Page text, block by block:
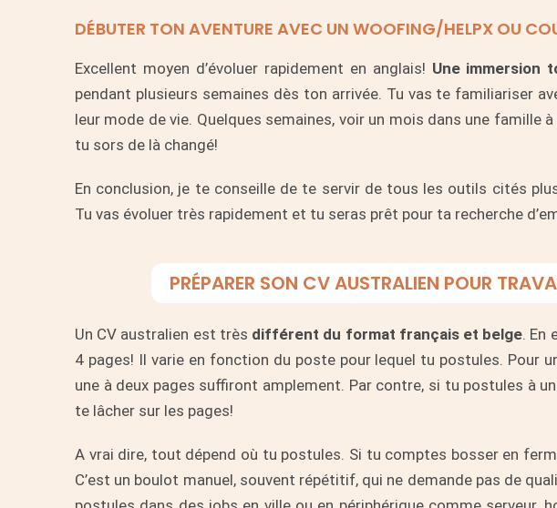
DÉBUTER TON AVENTURE AVEC UN WOOFING/HELPX OU
Excellent moyen d’évoluer rapidement en anglais! Une immersion
pendant plusieurs semaines dès ton arrivée. Tu vas te familiariser
leur mode de vie. Quelques semaines, voir un mois dans une famille
tu sors de là changé!
En conclusion, je te conseille de te servir de tous les outils cités
Tu vas évoluer très rapidement et tu seras prêt pour ta recherche
PRÉPARER SON CV AUSTRALIEN POUR
Un CV australien est très différent du format français et belge. En
4 pages! Il varie en fonction du poste pour lequel tu postules. Pour
une à deux pages suffiront amplement. Par contre, si tu postules à
te lâcher sur les pages!
A vrai dire, tout dépend où tu postules. Si tu comptes bosser en
C’est un boulot manuel, souvent répétitif, qui ne demande pas de